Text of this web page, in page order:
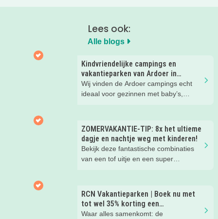
Lees ook:
Alle blogs
Kindvriendelijke campings en
vakantieparken van Ardoer in
Nederland
Wij vinden de Ardoer campings echt
ideaal voor gezinnen met baby’s,
ZOMERVAKANTIE-TIP: 8x het ultieme
dagje en nachtje weg met kinderen!
Bekijk deze fantastische combinaties
van een tof uitje en een super
(klein)kind!
RCN Vakantieparken | Boek nu met
tot wel 35% korting een
zomervakantie!
Waar alles samenkomt: de